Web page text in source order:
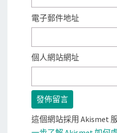
電子郵件地址
個人網站網址
這個網站採用 Akismet